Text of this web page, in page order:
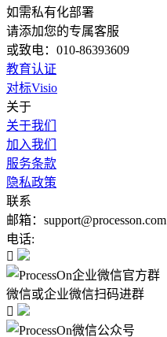
如需私有化部署
请添加您的专属客服
或致电：010-86393609
教育认证
对标Visio
关于
关于我们
加入我们
服务条款
隐私政策
联系
邮箱：support@processon.com
电话:

微信或企业微信扫码进群
